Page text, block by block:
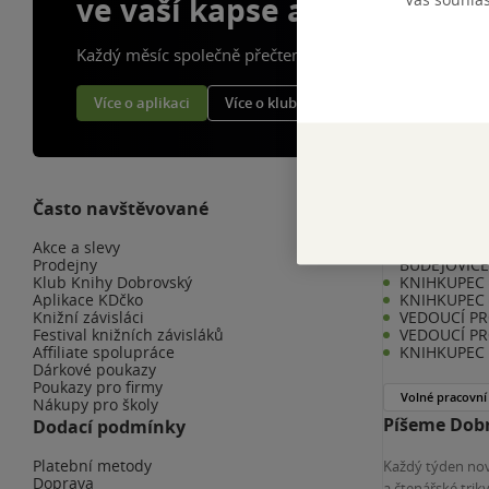
ve vaší kapse a naší appce
Každý měsíc společně přečteme tisíce knih
Více o aplikaci Více o klubu
Často navštěvované
Akce a slevy
Prodejny
Klub Knihy Dobrovský
Aplikace KDčko
Knižní závisláci
Festival knižních závisláků
Affiliate spolupráce
Dárkové poukazy
Poukazy pro firmy
Nákupy pro školy
Dodací podmínky
Platební metody
Doprava
BUDĚJOVICE
KNIHKUPEC
VEDOUCÍ
VEDOUCÍ
Volné pracovní
Píšeme
Každý týden